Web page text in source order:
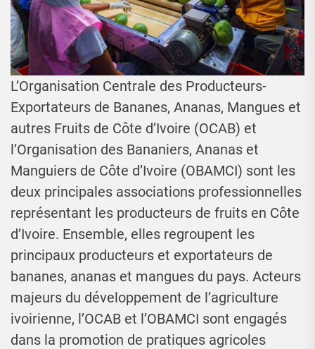
L’Organisation Centrale des Producteurs-
Exportateurs de Bananes, Ananas, Mangues et
autres Fruits de Côte d’Ivoire (OCAB) et
l’Organisation des Bananiers, Ananas et
Manguiers de Côte d’Ivoire (OBAMCI) sont les
deux principales associations professionnelles
représentant les producteurs de fruits en Côte
d’Ivoire. Ensemble, elles regroupent les
principaux producteurs et exportateurs de
bananes, ananas et mangues du pays. Acteurs
majeurs du développement de l’agriculture
ivoirienne, l’OCAB et l’OBAMCI sont engagés
dans la promotion de pratiques agricoles